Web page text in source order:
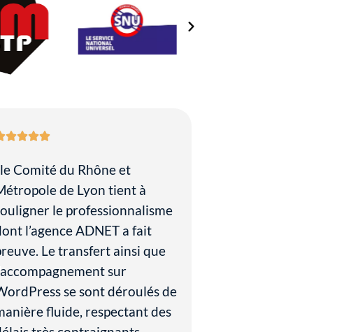
Comité du Rhône et
de Lyon tient à
le professionnalisme
l’agence ADNET a fait
Le transfert ainsi que
sur
se sont déroulés de
fluide, respectant des